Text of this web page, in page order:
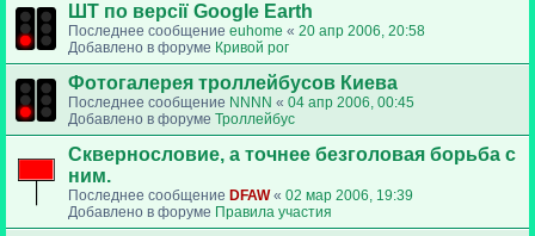
ШТ по версії Google Earth
Последнее сообщение euhome « 20 апр 2006, 20:58
Добавлено в форуме Кривой рог
Фотогалерея троллейбусов Киева
Последнее сообщение NNNN « 04 апр 2006, 00:45
Добавлено в форуме Троллейбус
Сквернословие, а точнее безголовая борьба с
ним.
Последнее сообщение DFAW« 02 мар 2006, 19:39
Добавлено в форуме Правила участия